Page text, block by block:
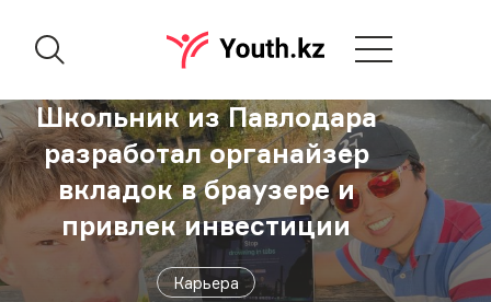
Школьник из Павлодара
разработал органайзер
вкладок в браузере и
привлек инвестиции
Карьера